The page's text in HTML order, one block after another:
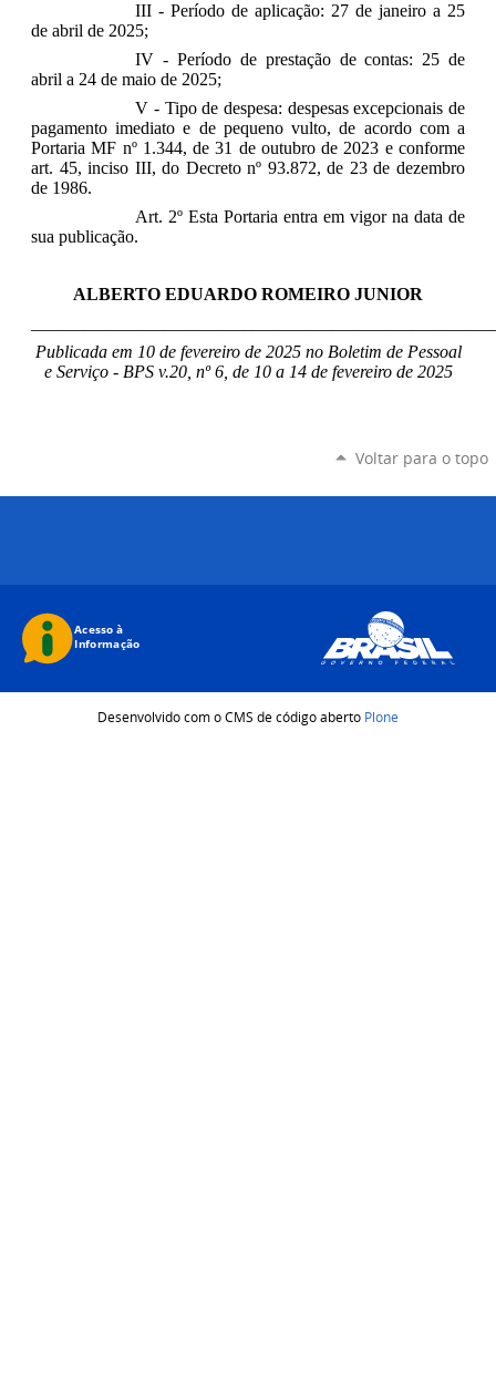
III - Período de aplicação:27 de janeiro a 25
de abril de 2025;
IV - Período de prestação de contas:25 de
abril a 24 de maio de 2025;
V - Tipo de despesa: despesas excepcionais de
pagamento imediato e de pequeno vulto, de acordo com a
Portaria MF nº 1.344, de 31 de outubro de 2023 e conforme
art. 45, inciso III, do Decreto nº 93.872, de 23 de dezembro
de 1986.
Art. 2º Esta Portaria entra em vigor na data de
sua publicação.
ALBERTO EDUARDO ROMEIRO JUNIOR
Publicada em 10 de fevereiro de 2025 no Boletim de Pessoal
e Serviço - BPS v.20, nº 6, de 10 a 14 de fevereiro de 2025
Voltar para o topo
Desenvolvido com o CMS de código aberto Plone